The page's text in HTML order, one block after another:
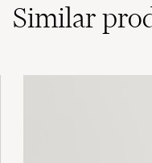
Similar